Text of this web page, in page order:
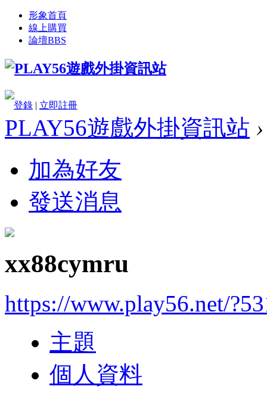
形象首頁
線上購買
論壇BBS
登錄 | 立即註冊
PLAY56遊戲外掛資訊站 ›
加為好友
發送消息
xx88cymru
https://www.play56.net/
主題
個人資料